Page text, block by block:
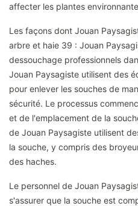
affecter les plantes
Les façons dont Jouan
arbre et haie 39 : Jouan
dessouchage professionnels
Jouan Paysagiste utilisent des
pour enlever les souches de
sécurité. Le processus
et de l'emplacement de la
de Jouan Paysagiste utilisent
la souche, y compris des
des haches.
Le personnel de Jouan
s'assurer que la souche est